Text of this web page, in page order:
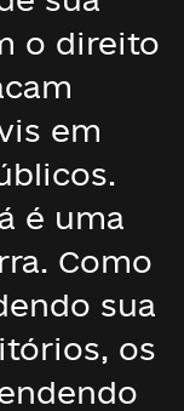
o direito
em
é uma
Como
sua
os